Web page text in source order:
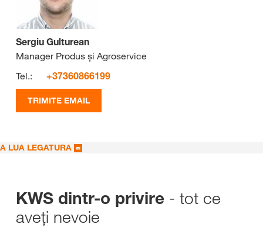
Sergiu Gulturean
Manager Produs și Agroservice
Tel.:
+37360866199
TRIMITE EMAIL
A LUA LEGATURA
KWS dintr-o privire - tot ce
aveți nevoie